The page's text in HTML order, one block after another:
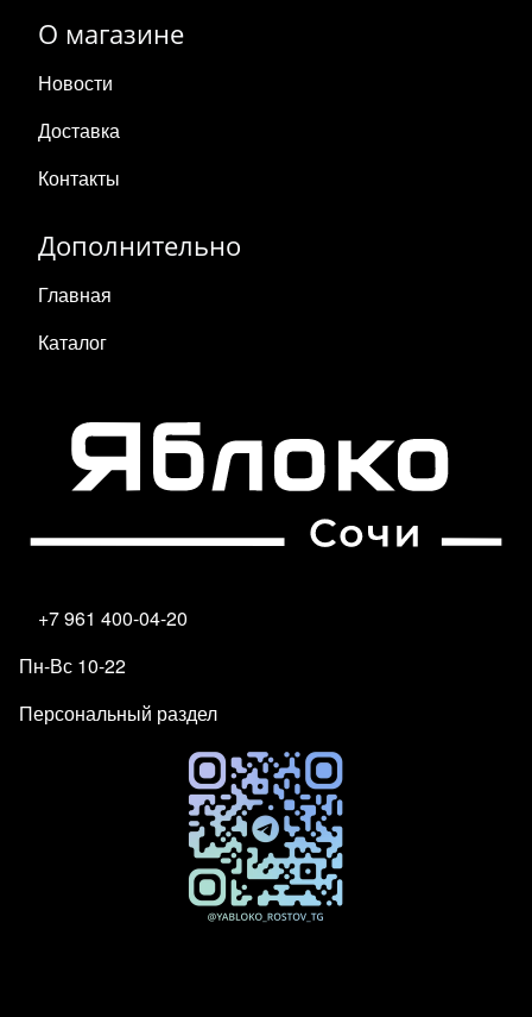
О магазине
Новости
Доставка
Контакты
Дополнительно
Главная
Каталог
+7 961 400-04-20
Пн-Вс 10-22
Персональный раздел